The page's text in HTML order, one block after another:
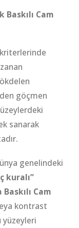
Baskılı Cam
göçmen
sanarak
genelindeki
kuralı”
Cam
kontrast
yüzeyleri